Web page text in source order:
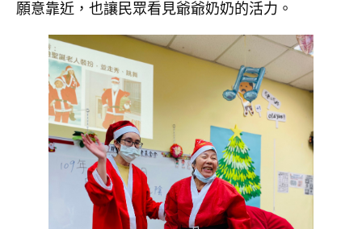
願意靠近，也讓民眾看見爺爺奶奶的活力。